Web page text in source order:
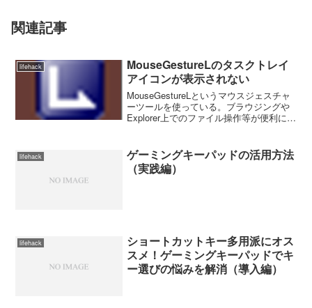
関連記事
lifehack
MouseGestureLのタスクトレイ
アイコンが表示されない
MouseGestureLというマウスジェスチャ
ーツールを使っている。ブラウジングや
Explorer上でのファイル操作等が便利にな
るはずなのだが、出ないこと...
lifehack
ゲーミングキーパッドの活用方法
（実践編）
lifehack
ショートカットキー多用派にオス
スメ！ゲーミングキーパッドでキ
ー選びの悩みを解消（導入編）